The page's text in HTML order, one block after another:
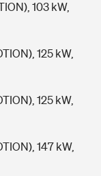
103 kW,
125 kW,
125 kW,
147 kW,